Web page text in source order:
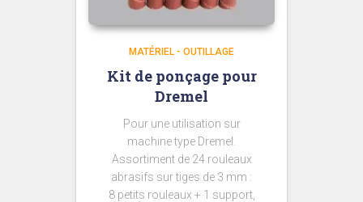
MATÉRIEL - OUTILLAGE
Kit de ponçage pour
Dremel
Pour une utilisation sur
machine type Dremel.
Assortiment de 24 rouleaux
abrasifs sur tiges de 3 mm :
8 petits rouleaux + 1 support,